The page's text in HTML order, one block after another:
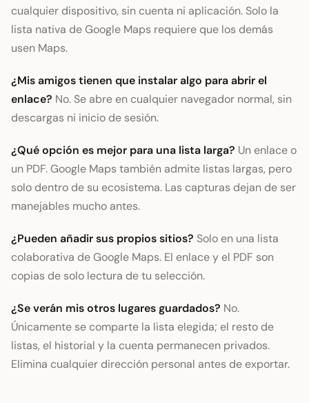
cualquier dispositivo, sin cuenta ni aplicación. Solo la
lista nativa de Google Maps requiere que los demás
usen Maps.
¿Mis amigos tienen que instalar algo para abrir el
enlace? No. Se abre en cualquier navegador normal, sin
descargas ni inicio de sesión.
¿Qué opción es mejor para una lista larga? Un enlace o
un PDF. Google Maps también admite listas largas, pero
solo dentro de su ecosistema. Las capturas dejan de ser
manejables mucho antes.
¿Pueden añadir sus propios sitios? Solo en una lista
colaborativa de Google Maps. El enlace y el PDF son
copias de solo lectura de tu selección.
¿Se verán mis otros lugares guardados? No.
Únicamente se comparte la lista elegida; el resto de
listas, el historial y la cuenta permanecen privados.
Elimina cualquier dirección personal antes de exportar.